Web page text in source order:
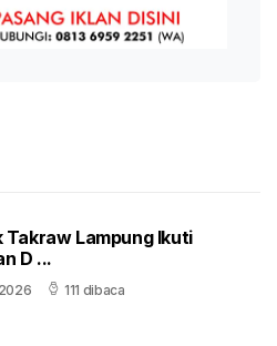
Takraw Lampung Ikuti
D ...
111 dibaca